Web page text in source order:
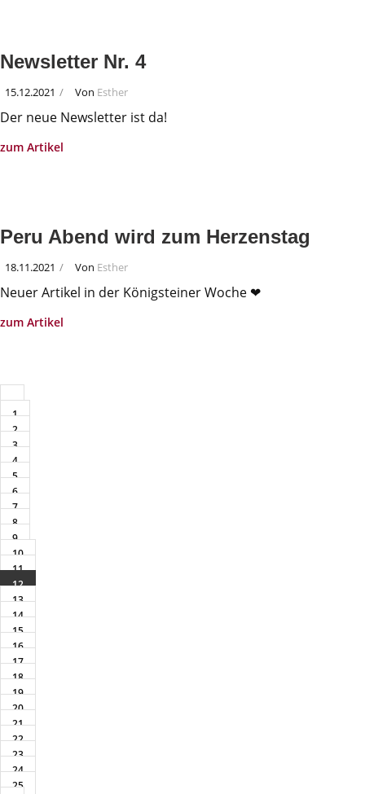
Newsletter Nr. 4
15.12.2021 Von Esther
Der neue Newsletter ist da!
zum Artikel
Peru Abend wird zum Herzenstag
18.11.2021 Von Esther
Neuer Artikel in der Königsteiner Woche ❤
zum Artikel
1
2
3
4
5
6
7
8
9
10
11
12
13
14
15
16
17
18
19
20
21
22
23
24
25